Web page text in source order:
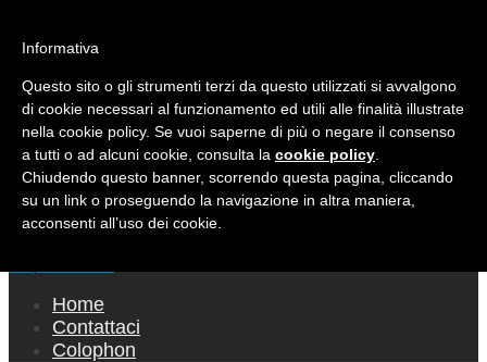
Mondo Italiano nel Mondo
LE INTERVISTE SONO AGLI ITALIANI CHE
RICOPRONO RUOLI ISTITUZIONALI, A
QUELLI CHE RAPPRESENTANO LA SOCIETÀ E
A CHI È UN "COMUNE CITTADINO" ...
PER TUTTO QUESTO SIAMO "ORGOGLIOSI
DI ESSERE ITALIANI"
Home
Contattaci
Colophon
Informativa
Questo sito o gli strumenti terzi da questo utilizzati si avvalgono
di cookie necessari al funzionamento ed utili alle finalità illustrate
nella cookie policy. Se vuoi saperne di più o negare il consenso
a tutti o ad alcuni cookie, consulta la cookie policy
Chiudendo questo banner, scorrendo questa pagina, cliccando
su un link o proseguendo la navigazione in altra maniera,
acconsenti all’uso dei cookie.